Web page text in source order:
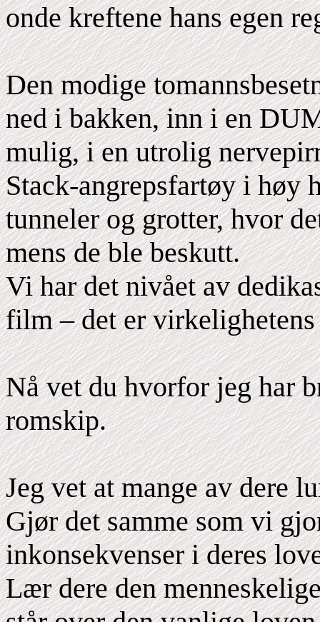
onde kreftene hans egen
Den modige
ned i bakken, inn i en
mulig, i en utrolig
Stack-angrepsfartøy i høy
tunneler og grotter, hvor
mens de ble beskutt.
Vi har det nivået av
film – det er
Nå vet du hvorfor jeg har
romskip.
Jeg vet at mange av dere
Gjør det samme som vi
inkonsekvenser i deres
Lær dere den